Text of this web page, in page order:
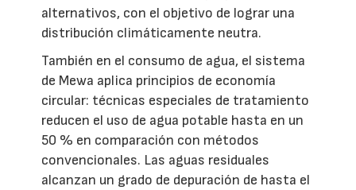
alternativos, con el objetivo de lograr una
distribución climáticamente neutra.
También en el consumo de agua, el sistema
de Mewa aplica principios de economía
circular: técnicas especiales de tratamiento
reducen el uso de agua potable hasta en un
50 % en comparación con métodos
convencionales. Las aguas residuales
alcanzan un grado de depuración de hasta el